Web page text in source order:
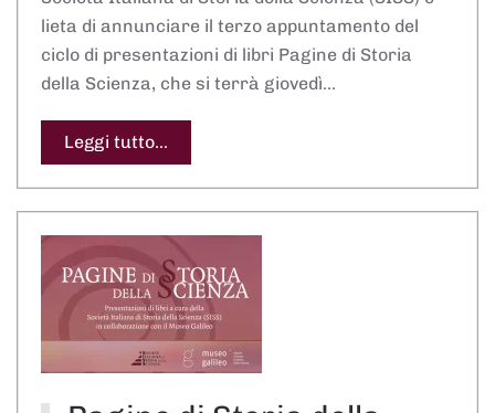
lieta di annunciare il terzo appuntamento del
ciclo di presentazioni di libri Pagine di Storia
della Scienza, che si terrà giovedì…
Leggi tutto...